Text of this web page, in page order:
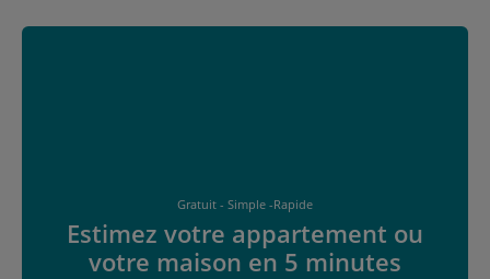
Gratuit - Simple -Rapide
Estimez votre appartement ou
votre maison en 5 minutes